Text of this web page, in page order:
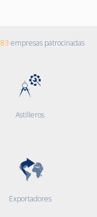
83 empresas patrocinadas
Astilleros
Exportadores